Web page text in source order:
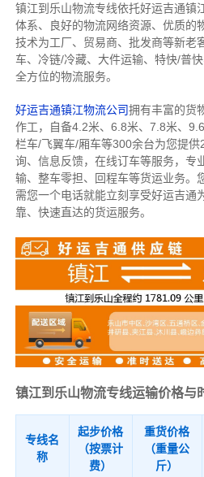
镇江到乐山物流专线依托好运吉通镇
体系、良好的物流网络资源、优质的
技术为工厂、贸易商、批发商等新老
车、冷链/冷藏、大件运输、特快/普
全方位的物流服务。
好运吉通镇江物流公司拥有丰富的货
作工，自备4.2米、6.8米、7.8米、
栏车/飞翼车/厢车等300余台为您提供
询、信息反馈，在线订车等服务， 专
输、整车零担、回程车等货运业务。
需您一个电话就能立刻享受好运吉通
靠、快速直达的货运服务。
镇江到乐山物流专线运输价格与
专线名
称
起步价格
（按票计
费）
重货价格
（重量公
斤）